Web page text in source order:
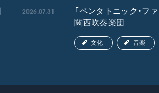
2026.07.31
「ペンタトニック・フ
関西吹奏楽団
文化 音楽